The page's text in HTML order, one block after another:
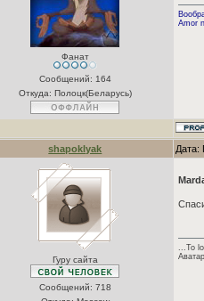
Фанат
Сообщений: 164
Откуда: Полоцк(Беларусь)
Amor
shapoklyak Дата:
Гуру сайта
Сообщений: 718
...To